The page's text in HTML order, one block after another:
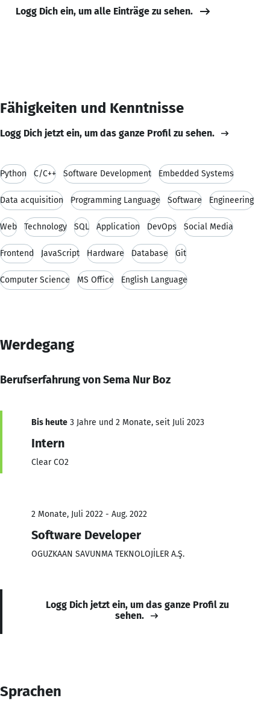
Logg Dich ein, um alle Einträge zu sehen.
Fähigkeiten und Kenntnisse
Logg Dich jetzt ein, um das ganze Profil zu sehen.
Python C/C++ Software Development Embedded Systems
Data acquisition Programming Language Software Engineering
Web Technology SQL Application DevOps Social Media
Frontend JavaScript Hardware Database Git
Computer Science MS Office English Language
Werdegang
Berufserfahrung von Sema Nur Boz
Bis heute 3 Jahre und 2 Monate, seit Juli 2023
Intern
Clear CO2
2 Monate, Juli 2022 - Aug. 2022
Software Developer
OGUZKAAN SAVUNMA TEKNOLOJİLER A.Ş.
Logg Dich jetzt ein, um das ganze Profil zu
sehen.
Sprachen